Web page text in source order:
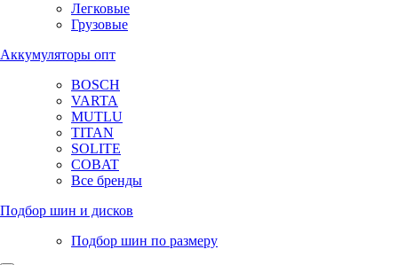
Легковые
Грузовые
Аккумуляторы опт
BOSCH
VARTA
MUTLU
TITAN
SOLITE
COBAT
Все бренды
Подбор шин и дисков
Подбор шин по размеру